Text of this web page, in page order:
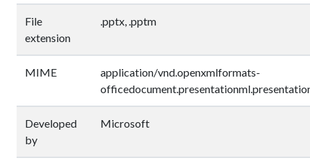
File
extension
.pptx, .pptm
MIME
application/vnd.openxmlformats-
Developed
by
Microsoft